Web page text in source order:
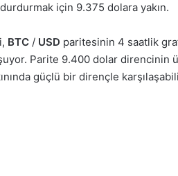
için 9.375 dolara yakın.
BTC / USD paritesinin 4 saatlik
Parite 9.400 dolar direncinin
güçlü bir dirençle